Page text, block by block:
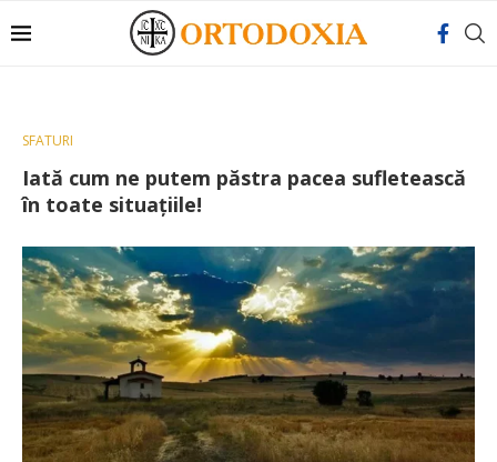
SFATURI
Iată cum ne putem păstra pacea sufletească
în toate situațiile!